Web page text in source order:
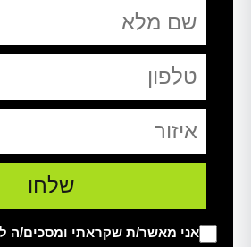
אני מאשר/ת שקראתי ומסכים/ה ל